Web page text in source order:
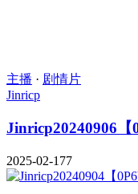
主播 · 剧情片
Jinricp
Jinricp20240906【
2025-02-177